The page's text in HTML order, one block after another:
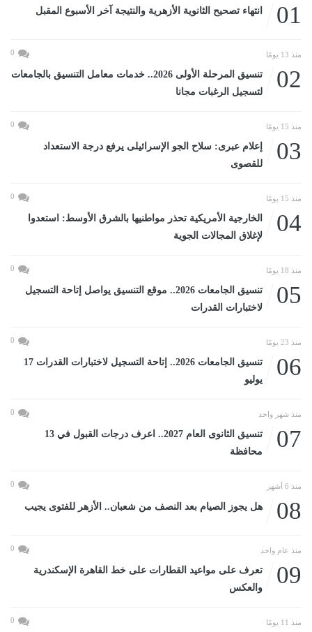
01 انتهاء تصحيح الثانوية الأزهرية والنتيجة آخر الأسبوع المقبل
منذ 13 يومًا 0
02
تنسيق المرحلة الأولى 2026.. خدمات معامل التنسيق بالجامعات
لتسجيل الرغبات مجانا
منذ 15 يومًا 0
03
إعلام عبرى: سلاح الجو الإسرائيلى يرفع درجة الاستعداد
للقصوى
منذ 15 يومًا 0
04
الخارجية الأمريكية تحذر مواطنيها بالشرق الأوسط: استعدوا
لإغلاق المجالات الجوية
منذ 18 يومًا 0
05
تنسيق الجامعات 2026.. موقع التنسيق يواصل إتاحة التسجيل
لاختبارات القدرات
منذ 23 يومًا 0
06
تنسيق الجامعات 2026.. إتاحة التسجيل لاختبارات القدرات 17
يوليو
منذ شهر واحد 0
07
تنسيق الثانوى العام 2027.. اعرف درجات القبول في 13
محافظة
منذ 6 أشهر 0
08 هل يجوز الصيام بعد النصف من شعبان.. الأزهر للفتوى يجيب
منذ عام واحد 0
09
تعرف على مواعيد القطارات على خط القاهرة الإسكندرية
والعكس
منذ 11 يومًا 0